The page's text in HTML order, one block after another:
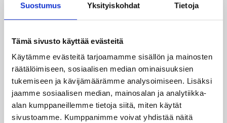
Suostumus Yksityiskohdat Tietoja
Tämä sivusto käyttää evästeitä
Käytämme evästeitä tarjoamamme sisällön ja mainosten
räätälöimiseen, sosiaalisen median ominaisuuksien
tukemiseen ja kävijämäärämme analysoimiseen. Lisäksi
jaamme sosiaalisen median, mainosalan ja analytiikka-
alan kumppaneillemme tietoja siitä, miten käytät
sivustoamme. Kumppanimme voivat yhdistää näitä
3×3 08.08.2026 22:58
Suomea edustavat 3×3-